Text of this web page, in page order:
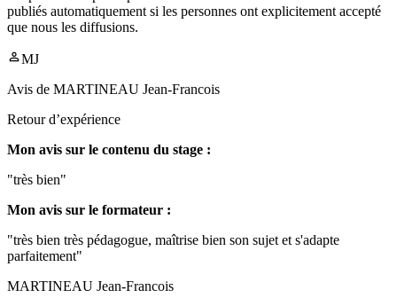
publiés automatiquement si les personnes ont explicitement accepté
que nous les diffusions.
MJ
Avis de MARTINEAU Jean-Francois
Retour d’expérience
Mon avis sur le contenu du stage :
"très bien"
Mon avis sur le formateur :
"très bien très pédagogue, maîtrise bien son sujet et s'adapte
parfaitement"
MARTINEAU Jean-Francois